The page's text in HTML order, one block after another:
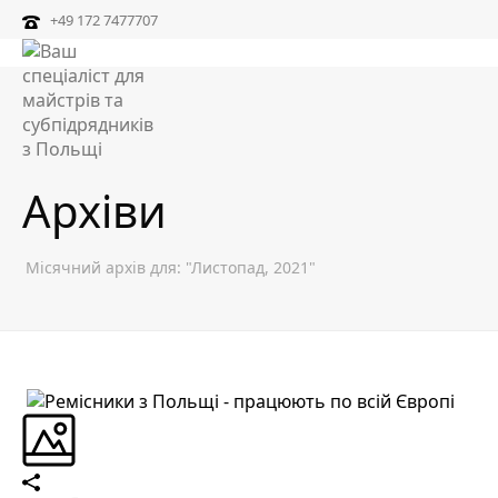
+49 172 7477707
Архіви
Місячний архів для: "Листопад, 2021"